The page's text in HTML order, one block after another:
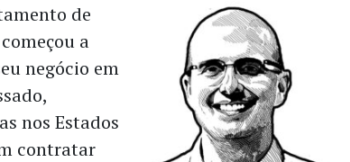
de
a
negócio em
nos Estados
contratar